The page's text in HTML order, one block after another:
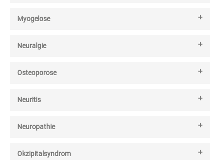
Myogelose
Neuralgie
Osteoporose
Neuritis
Neuropathie
Okzipitalsyndrom